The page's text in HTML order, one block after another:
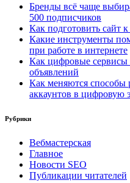
Бренды всё чаще
500 подписчиков
Как подготовить сайт
Какие инструменты
при работе в интернете
Как цифровые
объявлений
Как меняются способы
аккаунтов в цифровую
Рубрики
Вебмастерская
Главное
Новости SEO
Публикации читателей